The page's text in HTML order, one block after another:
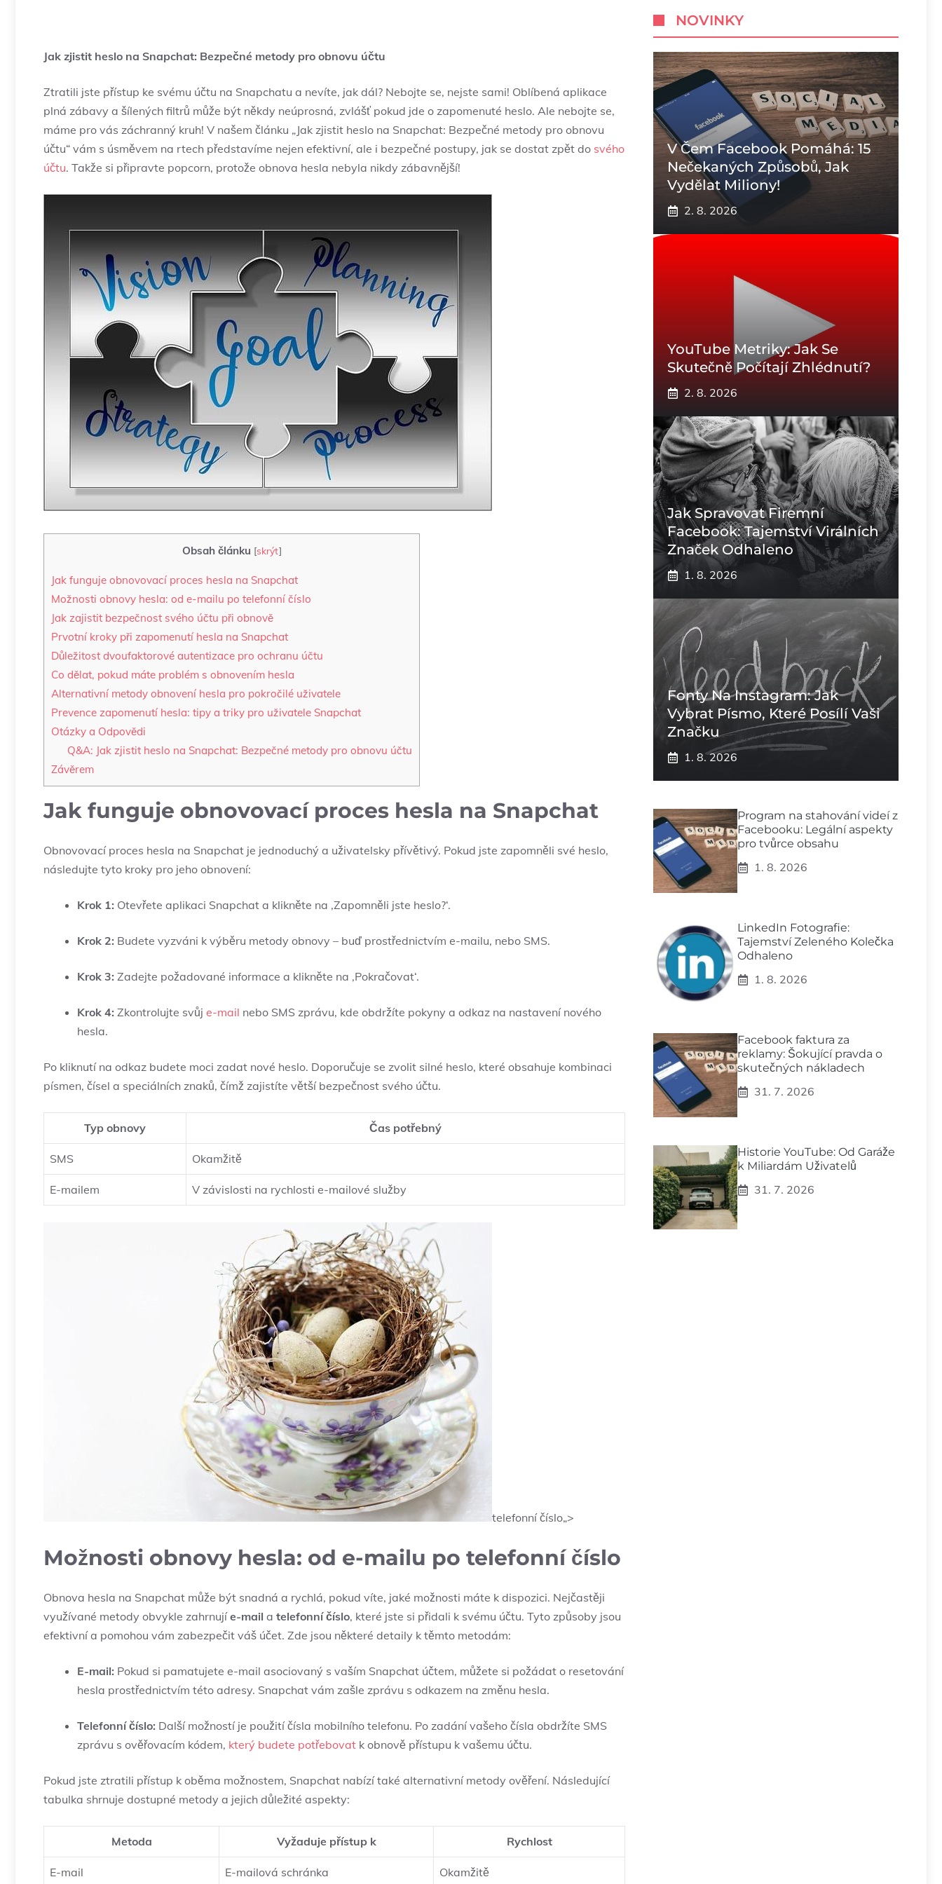
Jak zjistit heslo na Snapchat: Bezpečné metody pro obnovu účtu
Ztratili jste přístup ke svému účtu na Snapchatu a nevíte, jak dál? Nebojte se, nejste sami! Oblíbená aplikace
plná zábavy a šílených filtrů může být někdy neúprosná, zvlášť pokud jde o zapomenuté heslo. Ale nebojte se,
máme pro vás záchranný kruh! V našem článku „Jak zjistit heslo na Snapchat: Bezpečné metody pro obnovu
účtu“ vám s úsměvem na rtech představíme nejen efektivní, ale i bezpečné postupy, jak se dostat zpět do svého
účtu. Takže si připravte popcorn, protože obnova hesla nebyla nikdy zábavnější!
Obsah článku [skrýt]
Jak funguje obnovovací proces hesla na Snapchat
Možnosti obnovy hesla: od e-mailu po telefonní číslo
Jak zajistit bezpečnost svého účtu při obnově
Prvotní kroky při zapomenutí hesla na Snapchat
Důležitost dvoufaktorové autentizace pro ochranu účtu
Co dělat, pokud máte problém s obnovením hesla
Alternativní metody obnovení hesla pro pokročilé uživatele
Prevence zapomenutí hesla: tipy a triky pro uživatele Snapchat
Otázky a Odpovědi
Q&A: Jak zjistit heslo na Snapchat: Bezpečné metody pro obnovu účtu
Závěrem
Jak funguje obnovovací proces hesla na Snapchat
Obnovovací proces hesla na Snapchat je jednoduchý a uživatelsky přívětivý. Pokud jste zapomněli své heslo,
následujte tyto kroky pro jeho obnovení:
Krok 1: Otevřete aplikaci Snapchat a klikněte na ‚Zapomněli jste heslo?‘.
Krok 2: Budete vyzváni k výběru metody obnovy – buď prostřednictvím e-mailu, nebo SMS.
Krok 3: Zadejte požadované informace a klikněte na ‚Pokračovat‘.
Krok 4: Zkontrolujte svůj e-mail nebo SMS zprávu, kde obdržíte pokyny a odkaz na nastavení nového
hesla.
Po kliknutí na odkaz budete moci zadat nové heslo. Doporučuje se zvolit silné heslo, které obsahuje kombinaci
písmen, čísel a speciálních znaků, čímž zajistíte větší bezpečnost svého účtu.
Typ obnovy Čas potřebný
SMS Okamžitě
E-mailem V závislosti na rychlosti e-mailové služby
telefonní číslo„>
Možnosti obnovy hesla: od e-mailu po telefonní číslo
Obnova hesla na Snapchat může být snadná a rychlá, pokud víte, jaké možnosti máte k dispozici. Nejčastěji
využívané metody obvykle zahrnujíe-mail a telefonní číslo, které jste si přidali k svému účtu. Tyto způsoby jsou
efektivní a pomohou vám zabezpečit váš účet. Zde jsou některé detaily k těmto metodám:
E-mail: Pokud si pamatujete e-mail asociovaný s vaším Snapchat účtem, můžete si požádat o resetování
hesla prostřednictvím této adresy. Snapchat vám zašle zprávu s odkazem na změnu hesla.
Telefonní číslo: Další možností je použití čísla mobilního telefonu. Po zadání vašeho čísla obdržíte SMS
zprávu s ověřovacím kódem, který budete potřebovat k obnově přístupu k vašemu účtu.
Pokud jste ztratili přístup k oběma možnostem, Snapchat nabízí také alternativní metody ověření. Následující
tabulka shrnuje dostupné metody a jejich důležité aspekty:
Metoda Vyžaduje přístup k Rychlost
E-mail E-mailová schránka Okamžitě
NOVINKY
V Čem Facebook Pomáhá: 15
Nečekaných Způsobů, Jak
Vydělat Miliony!
2. 8. 2026
YouTube Metriky: Jak Se
Skutečně Počítají Zhlédnutí?
2. 8. 2026
Jak Spravovat Firemní
Facebook: Tajemství Virálních
Značek Odhaleno
1. 8. 2026
Fonty Na Instagram: Jak
Vybrat Písmo, Které Posílí Vaši
Značku
1. 8. 2026
Program na stahování videí z
Facebooku: Legální aspekty
pro tvůrce obsahu
1. 8. 2026
LinkedIn Fotografie:
Tajemství Zeleného Kolečka
Odhaleno
1. 8. 2026
Facebook faktura za
reklamy: Šokující pravda o
skutečných nákladech
31. 7. 2026
Historie YouTube: Od Garáže
k Miliardám Uživatelů
31. 7. 2026